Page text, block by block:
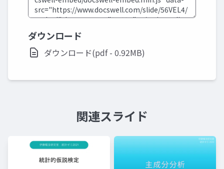
ダウンロード
ダウンロード(pdf - 0.92MB)
関連スライド